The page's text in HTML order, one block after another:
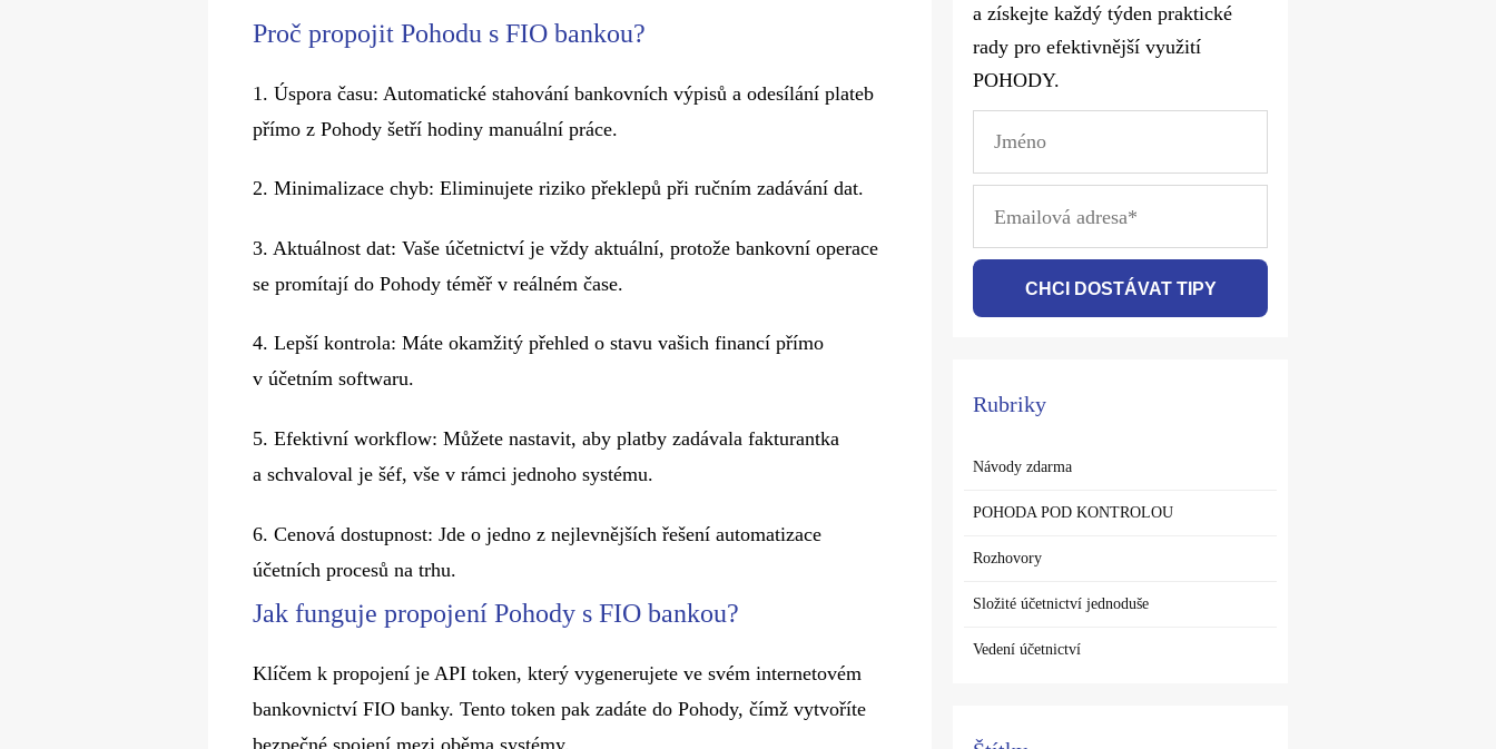
Proč propojit Pohodu s FIO bankou?
1.​ Úspora času: Automatické stahování bankovních výpisů a odesílání plateb
přímo z Pohody šetří hodiny manuální práce.
2.​ Minimalizace chyb: Eliminujete riziko překlepů při ručním zadávání dat.
3.​ Aktuálnost dat: Vaše účetnictví je vždy aktuální, protože bankovní operace
se promítají do Pohody téměř v reálném čase.
4.​ Lepší kontrola: Máte okamžitý přehled o stavu vašich financí přímo
v účetním softwaru.
5.​ Efektivní workflow: Můžete nastavit, aby platby zadávala fakturantka
a schvaloval je šéf, vše v rámci jednoho systému.
6.​ Cenová dostupnost: Jde o jedno z nejlevnějších řešení automatizace
účetních procesů na trhu.
Jak funguje propojení Pohody s FIO bankou?
Klíčem k propojení je API token, který vygenerujete ve svém internetovém
bankovnictví FIO banky. Tento token pak zadáte do Pohody, čímž vytvoříte
a získejte každý týden praktické
rady pro efektivnější využití
POHODY.
CHCI DOSTÁVAT TIPY
Rubriky
Návody zdarma
POHODA POD KONTROLOU
Rozhovory
Složité účetnictví jednoduše
Vedení účetnictví